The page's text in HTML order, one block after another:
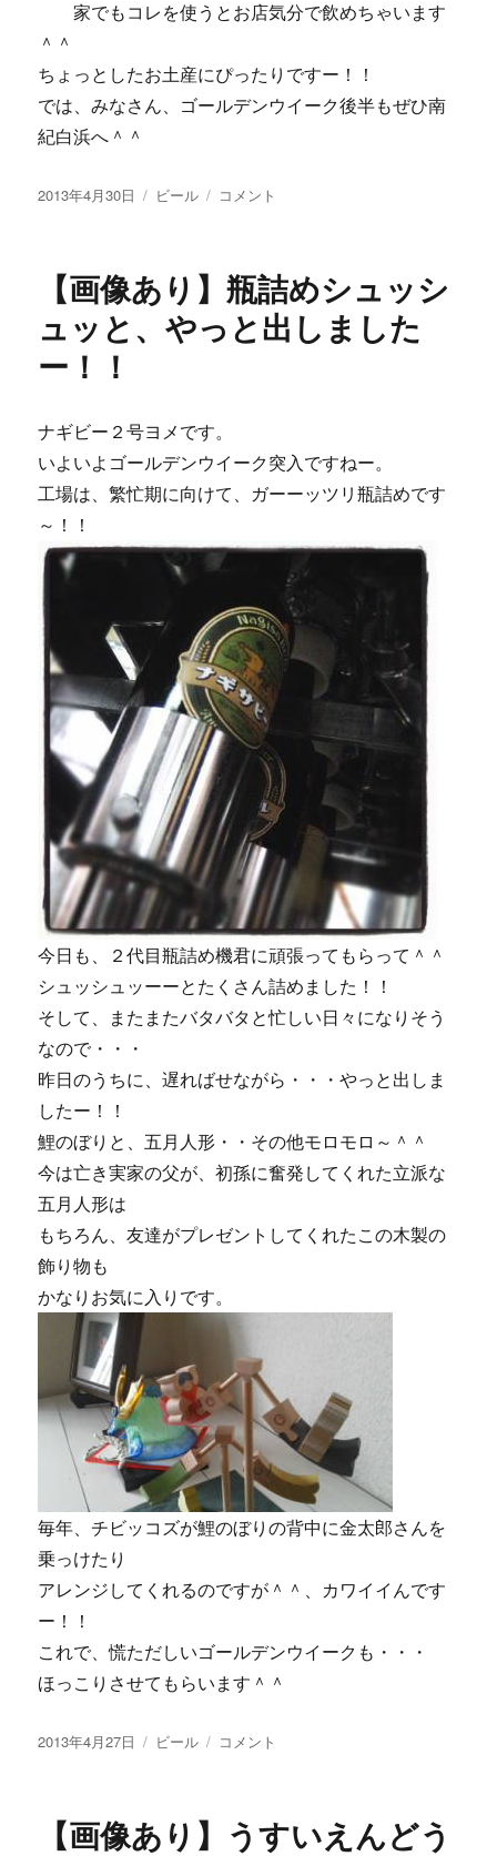
家でもコレを使うとお店気分で飲めちゃいます
＾＾
ちょっとしたお土産にぴったりですー！！
では、みなさん、ゴールデンウイーク後半もぜひ南
紀白浜へ＾＾
投
2013年4月30日
カ
ー
ビール
【画
満
足
ピ
り
人
者
♪
コメント
【画像あり】瓶詰めシュッシ
ュッと、やっと出しました
ー！！
ナギビー２号ヨメです。
いよいよゴールデンウイーク突入ですねー。
工場は、繁忙期に向けて、ガーーッツリ瓶詰めです
～！！
今日も、２代目瓶詰め機君に頑張ってもらって＾＾
シュッシュッーーとたくさん詰めました！！
そして、またまたバタバタと忙しい日々になりそう
なので・・・
昨日のうちに、遅ればせながら・・・やっと出しま
したー！！
鯉のぼりと、五月人形・・その他モロモロ～＾＾
今は亡き実家の父が、初孫に奮発してくれた立派な
五月人形は
もちろん、友達がプレゼントしてくれたこの木製の
飾り物も
かなりお気に入りです。
毎年、チビッコズが鯉のぼりの背中に金太郎さんを
乗っけたり
アレンジしてくれるのですが＾＾、カワイイんです
ー！！
これで、慌ただしいゴールデンウイークも・・・
ほっこりさせてもらいます＾＾
投
2013年4月27日
カ
ー
ビール
【画
瓶
コメント
【画像あり】うすいえんどう